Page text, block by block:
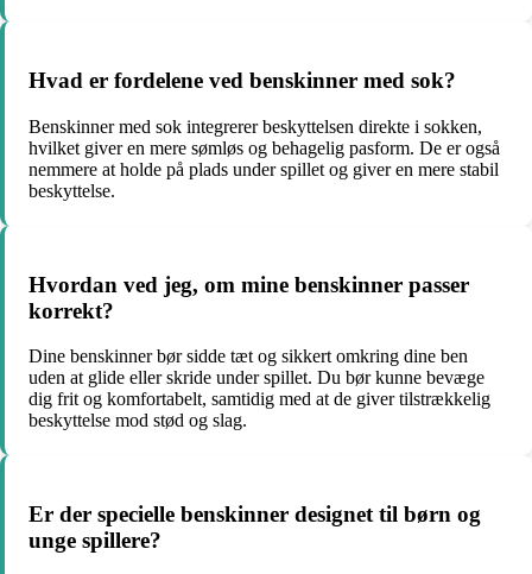
Hvad er fordelene ved benskinner med sok?
Benskinner med sok integrerer beskyttelsen direkte i sokken,
hvilket giver en mere sømløs og behagelig pasform. De er også
nemmere at holde på plads under spillet og giver en mere stabil
beskyttelse.
Hvordan ved jeg, om mine benskinner passer
korrekt?
Dine benskinner bør sidde tæt og sikkert omkring dine ben
uden at glide eller skride under spillet. Du bør kunne bevæge
dig frit og komfortabelt, samtidig med at de giver tilstrækkelig
beskyttelse mod stød og slag.
Er der specielle benskinner designet til børn og
unge spillere?